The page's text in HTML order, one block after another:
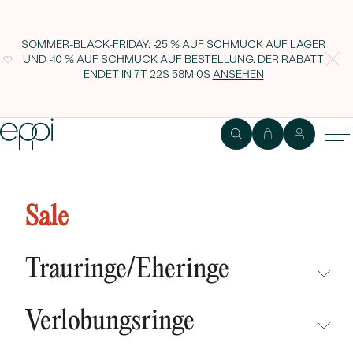
SOMMER-BLACK-FRIDAY: -25 % AUF SCHMUCK AUF LAGER
UND -10 % AUF SCHMUCK AUF BESTELLUNG. DER RABATT
ENDET IN7T 22S 57M 59SANSEHEN
Sale
Trauringe/Eheringe
NEUHEITEN
Verlobungsringe
Aquamarinen und Diamanten
Azura